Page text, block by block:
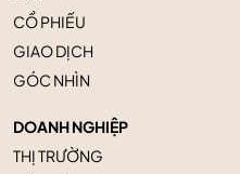
CỔ PHIẾU
GIAO DỊCH
GÓC NHÌN
DOANH NGHIỆP
THỊ TRƯỜNG